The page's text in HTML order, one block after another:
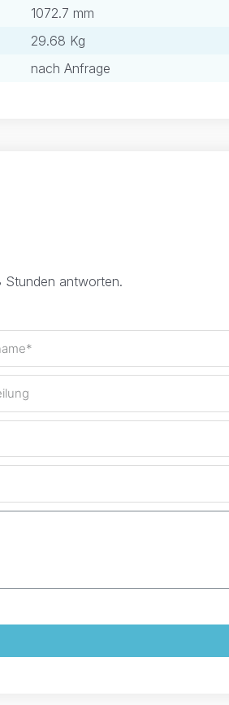
1072.7 mm
29.68 Kg
nach Anfrage
Stunden antworten.